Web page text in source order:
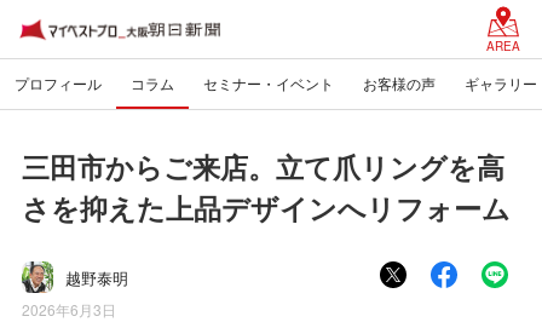
AREA
プロフィール コラム セミナー・イベント お客様の声 ギャラリー
三田市からご来店。立て爪リングを高
さを抑えた上品デザインへリフォーム
越野泰明
2026年6月3日